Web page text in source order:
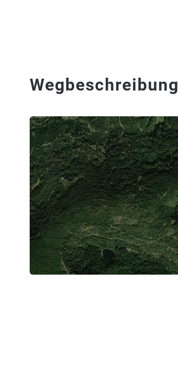
Wegbeschreibung